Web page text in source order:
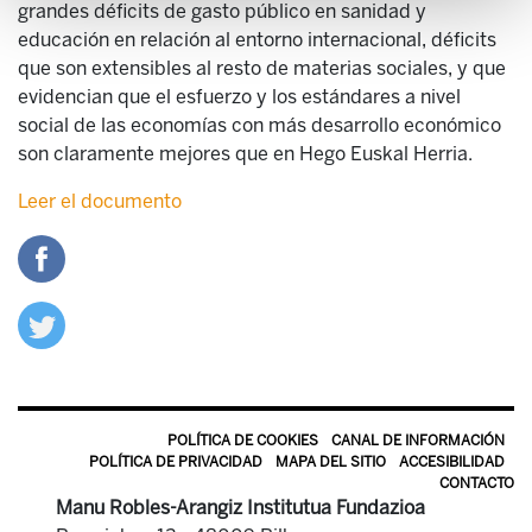
grandes déficits de gasto público en sanidad y
educación en relación al entorno internacional, déficits
que son extensibles al resto de materias sociales, y que
evidencian que el esfuerzo y los estándares a nivel
social de las economías con más desarrollo económico
son claramente mejores que en Hego Euskal Herria.
Leer el documento
POLÍTICA DE COOKIES
CANAL DE INFORMACIÓN
POLÍTICA DE PRIVACIDAD
MAPA DEL SITIO
ACCESIBILIDAD
CONTACTO
Manu Robles-Arangiz Institutua Fundazioa